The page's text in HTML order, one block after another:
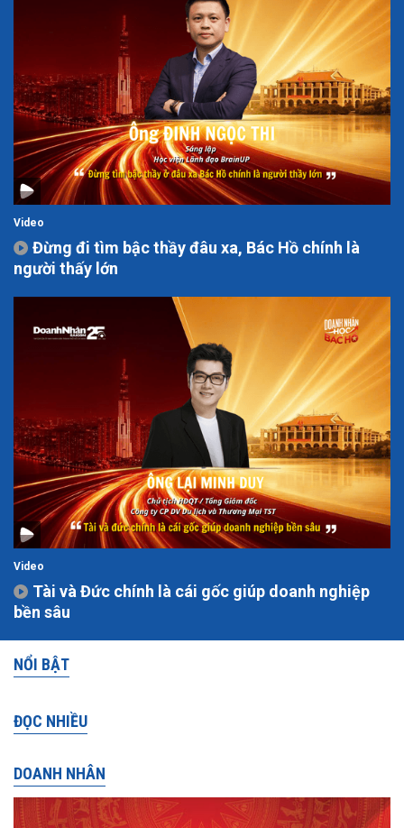
Video
Đừng đi tìm bậc thầy đâu xa, Bác Hồ chính là
người thấy lớn
Video
Tài và Đức chính là cái gốc giúp doanh nghiệp
bền sâu
NỔI BẬT
ĐỌC NHIỀU
DOANH NHÂN